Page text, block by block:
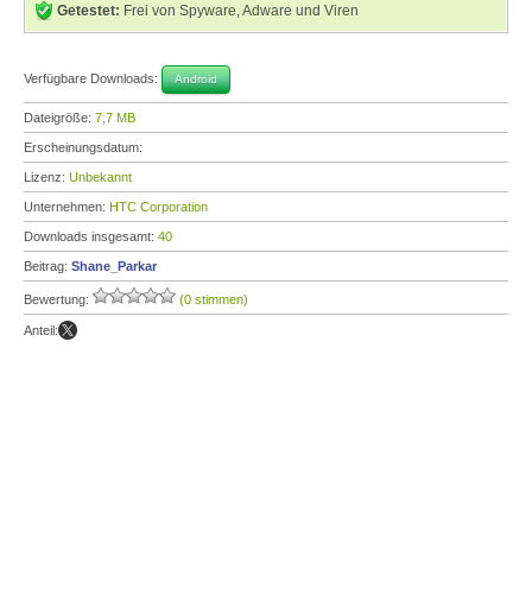
Getestet: Frei von Spyware, Adware und Viren
Verfügbare Downloads: Android
Dateigröße: 7,7 MB
Erscheinungsdatum:
Lizenz: Unbekannt
Unternehmen: HTC Corporation
Downloads insgesamt: 40
Beitrag: Shane_Parkar
Bewertung: (0 stimmen)
Anteil: